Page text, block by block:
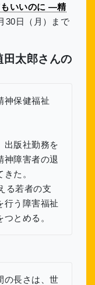
もいいのに ―精
30日（月）まで
田太郎さんの
保健福祉
出版社勤務を
神障害者の退
た。
る若者の支
行う障害福祉
とめる。
の長さは、世